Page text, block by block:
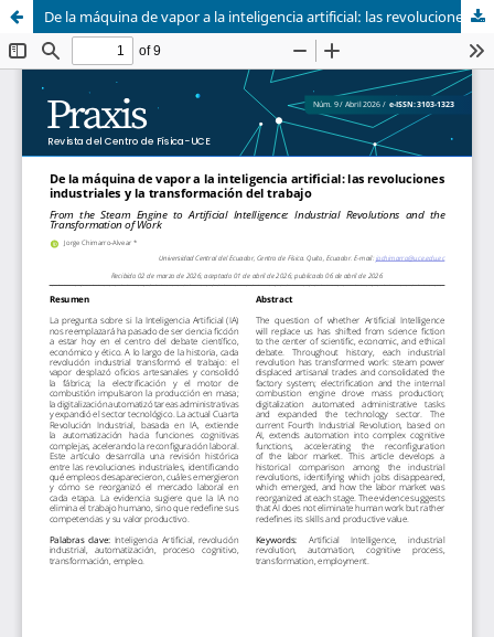
De la máquina de vapor a la inteligencia artificial: las revoluciones industriales y la transformación del trabajo